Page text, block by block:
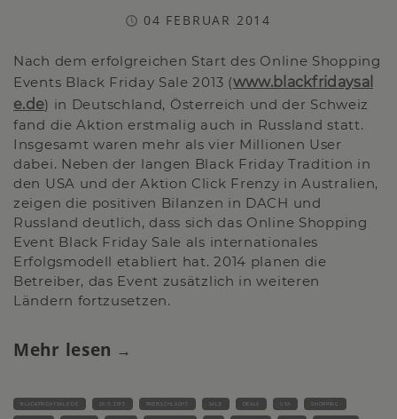
04 FEBRUAR 2014
Nach dem erfolgreichen Start des Online Shopping
Events Black Friday Sale 2013 (www.blackfridaysal
e.de) in Deutschland, Österreich und der Schweiz
fand die Aktion erstmalig auch in Russland statt.
Insgesamt waren mehr als vier Millionen User
dabei. Neben der langen Black Friday Tradition in
den USA und der Aktion Click Frenzy in Australien,
zeigen die positiven Bilanzen in DACH und
Russland deutlich, dass sich das Online Shopping
Event Black Friday Sale als internationales
Erfolgsmodell etabliert hat. 2014 planen die
Betreiber, das Event zusätzlich in weiteren
Ländern fortzusetzen.
Mehr lesen
BLACKFRIDAYSALE.DE 29.11.2013 PREISSCHLACHT SALE DEALS USA SHOPPING